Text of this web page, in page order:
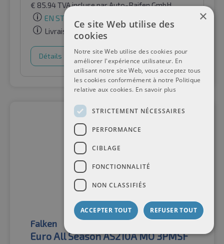
€ 85.94TVA inclusepar Auto-Raifen GmbH
EN STOCK
Livraison gratuite
Détails Panier d'achat
Falken Pneus toutes saisons
Euro All Season AS210A MO 3PMSF
×
Ce site Web utilise des
cookies
Notre site Web utilise des cookies pour
améliorer l'expérience utilisateur. En
utilisant notre site Web, vous acceptez tous
les cookies conformément à notre Politique
relative aux cookies. En savoir plus
STRICTEMENT NÉCESSAIRES
PERFORMANCE
CIBLAGE
FONCTIONNALITÉ
NON CLASSIFIÉS
ACCEPTER TOUT REFUSER TOUT